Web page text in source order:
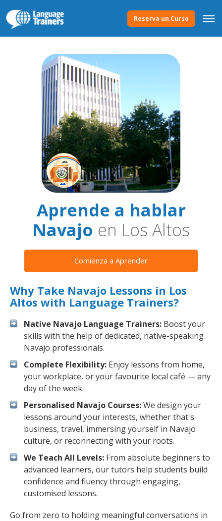
Reserva un Curso
Aprende a hablar
Navajo en Los Altos
Comienza a Aprender
Why Take Navajo Lessons in Los
Altos with Language Trainers?
Native Navajo Language Trainers: Boost your
skills with the help of dedicated, native-speaking
Navajo professionals.
Complete Flexibility: Enjoy lessons from home,
your workplace, or your favourite local café — any
day of the week.
Personalised Navajo Courses:We design your
lessons around your interests, whether that's
business, travel, immersing yourself in Navajo
culture, or reconnecting with your roots.
We Teach All Levels: From absolute beginners to
advanced learners, our tutors help students build
confidence and fluency through engaging,
customised lessons.
Go from zero to holding meaningful conversations in